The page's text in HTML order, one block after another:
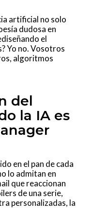
artificial no solo
dudosa en
el
Yo no. Vosotros
algoritmos
del
la IA es
en el pan de cada
lo admitan en
que reaccionan
de una serie,
personalizadas, la